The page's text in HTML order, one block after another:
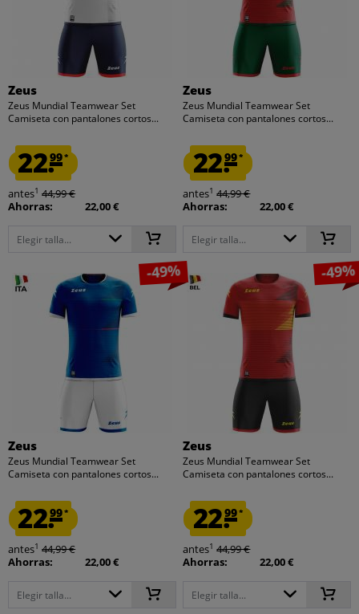
Zeus
Zeus Mundial Teamwear Set
Camiseta con pantalones cortos...
22.99*
antes1 44,99 €
Ahorras:
22,00 €
Elegir talla...
Zeus
Zeus Mundial Teamwear Set
Camiseta con pantalones cortos...
22.99*
antes1 44,99 €
Ahorras:
22,00 €
Elegir talla...
-49%
Zeus
Zeus Mundial Teamwear Set
Camiseta con pantalones cortos...
22.99*
antes1 44,99 €
Ahorras:
22,00 €
Elegir talla...
-49%
Zeus
Zeus Mundial Teamwear Set
Camiseta con pantalones cortos...
22.99*
antes1 44,99 €
Ahorras:
22,00 €
Elegir talla...